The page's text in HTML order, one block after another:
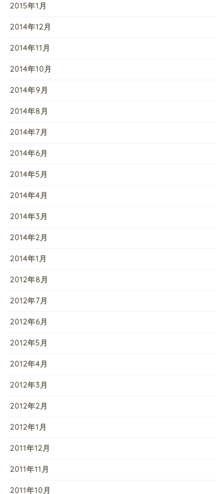
2015年1月
2014年12月
2014年11月
2014年10月
2014年9月
2014年8月
2014年7月
2014年6月
2014年5月
2014年4月
2014年3月
2014年2月
2014年1月
2012年8月
2012年7月
2012年6月
2012年5月
2012年4月
2012年3月
2012年2月
2012年1月
2011年12月
2011年11月
2011年10月